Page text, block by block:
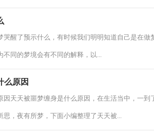
哭醒了预示什么，有时候我们明明知道自己是在
不同的梦境会有不同的解释，以...
么原因
因天天被噩梦缠身是什么原因，在生活当中，一
思，夜有所梦，下面小编整理了天天被...